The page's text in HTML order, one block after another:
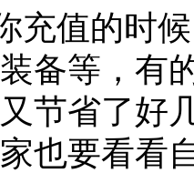
充值的时
备等，有
节省了好
也要看看